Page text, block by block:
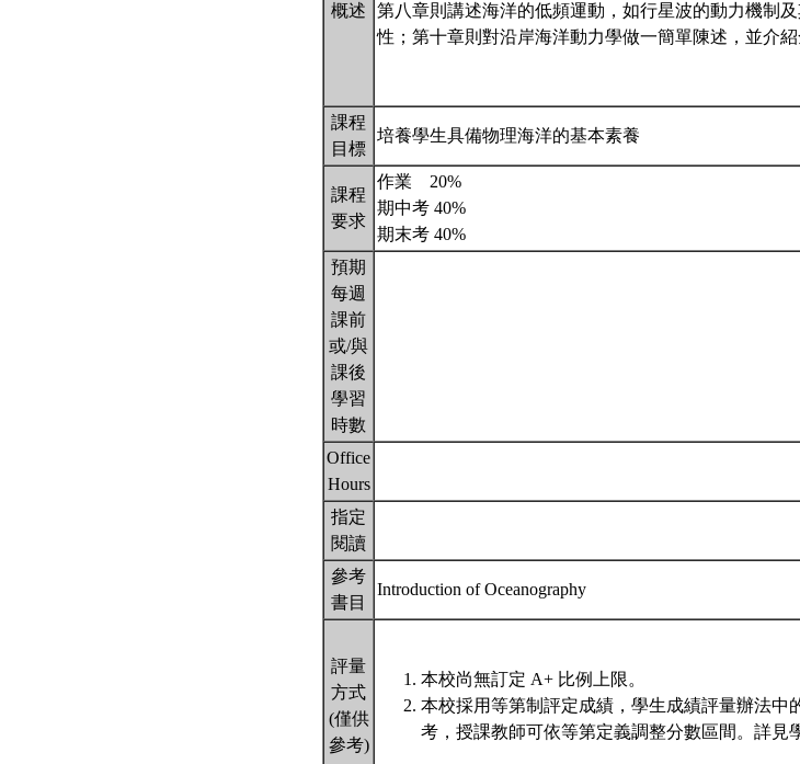
概述
第八章則講述海洋的低頻運動，如行星波的動力機制
性；第十章則對沿岸海洋動力學做一簡單陳述，並介
課程
目標
培養學生具備物理海洋的基本素養
課程
要求
作業 20%
期中考 40%
期末考 40%
預期
每週
課前
或/與
課後
學習
時數
Office
Hours
指定
閱讀
參考
書目
Introduction of Oceanography
評量
方式
(僅供
參考)
本校尚無訂定 A+ 比例上限。
本校採用等第制評定成績，學生成績評量辦法中
考，授課教師可依等第定義調整分數區間。詳見